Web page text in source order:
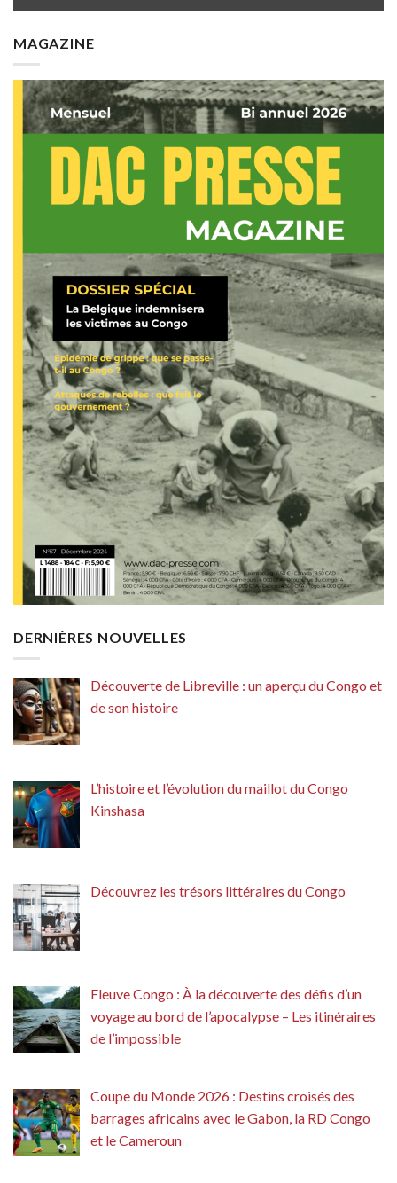
MAGAZINE
DERNIÈRES NOUVELLES
Découverte de Libreville : un aperçu du Congo et
de son histoire
L’histoire et l’évolution du maillot du Congo
Kinshasa
Découvrez les trésors littéraires du Congo
Fleuve Congo : À la découverte des défis d’un
voyage au bord de l’apocalypse – Les itinéraires
de l’impossible
Coupe du Monde 2026 : Destins croisés des
barrages africains avec le Gabon, la RD Congo
et le Cameroun